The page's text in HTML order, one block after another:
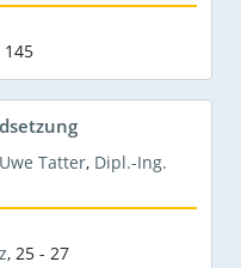
145
Tatter, Dipl.-Ing.
, 25 - 27